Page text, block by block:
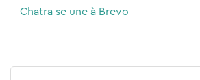
Chatra se une à Brevo